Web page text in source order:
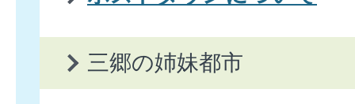
三郷の姉妹都市